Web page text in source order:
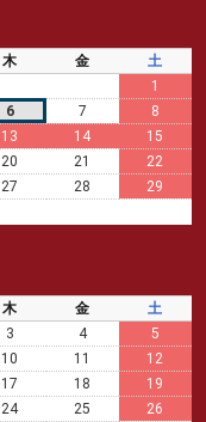
木 金
土
1
6 7
8
13 14
15
20 21
22
27 28
29
木 金
土
3 4
5
10 11
12
17 18
19
24 25
26